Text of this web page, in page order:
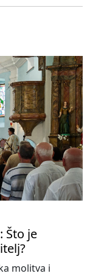
Što je
molitva i